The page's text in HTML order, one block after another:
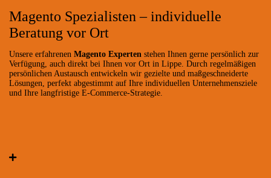
Magento Spezialisten – individuelle
Beratung vor Ort
Unsere erfahrenen Magento Experten stehen Ihnen gerne persönlich zur
Verfügung, auch direkt bei Ihnen vor Ort in Lippe. Durch regelmäßigen
persönlichen Austausch entwickeln wir gezielte und maßgeschneiderte
Lösungen, perfekt abgestimmt auf Ihre individuellen Unternehmensziele
und Ihre langfristige E-Commerce-Strategie.